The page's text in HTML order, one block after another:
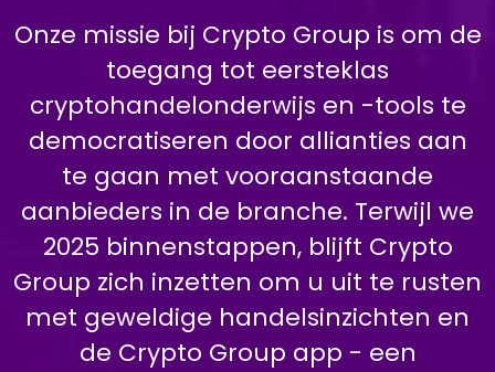
Onze missie bij Crypto Group is om de
toegang tot eersteklas
cryptohandelonderwijs en -tools te
democratiseren door allianties aan
te gaan met vooraanstaande
aanbieders in de branche. Terwijl we
2025 binnenstappen, blijft Crypto
Group zich inzetten om u uit te rusten
met geweldige handelsinzichten en
de Crypto Group app - een